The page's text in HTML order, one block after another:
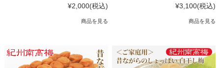
¥2,000(税込)
商品を見る
¥3,100(税込)
商品を見る